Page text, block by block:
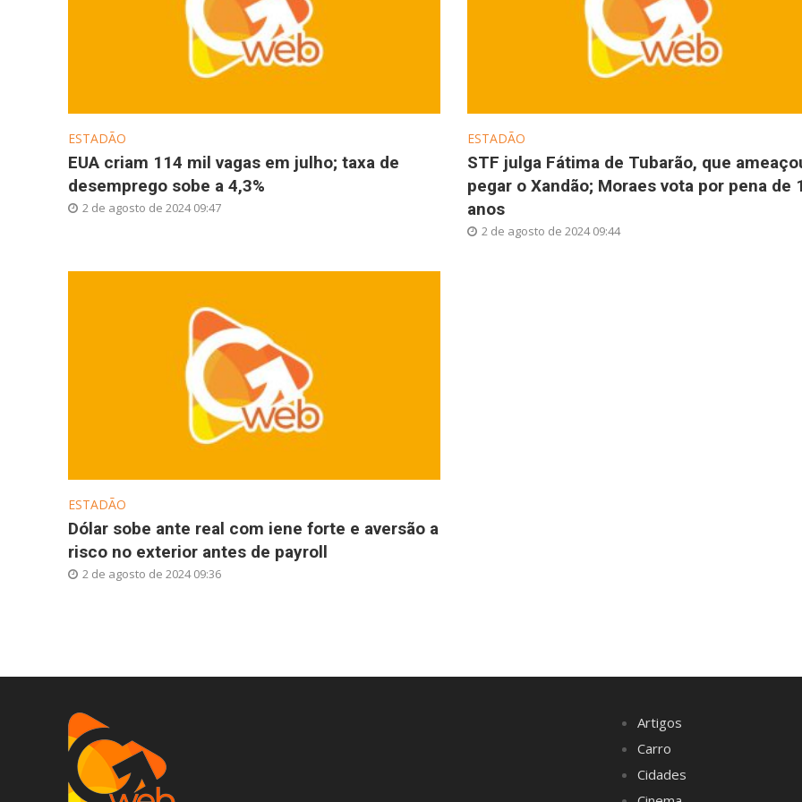
ESTADÃO
EUA criam 114 mil vagas em julho; taxa de
desemprego sobe a 4,3%
2 de agosto de 2024 09:47
ESTADÃO
STF julga Fátima de Tubarão, que
pegar o Xandão; Moraes vota por pena de
anos
2 de agosto de 2024 09:44
ESTADÃO
Dólar sobe ante real com iene forte e aversão a
risco no exterior antes de payroll
2 de agosto de 2024 09:36
Artigos
Carro
Cidades